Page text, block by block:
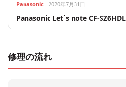
Panasonic 2020年7月31日
Panasonic Let`s note CF-
修理の流れ